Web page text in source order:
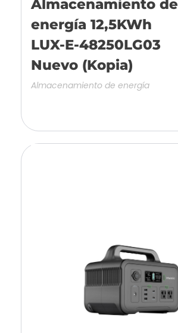
Almacenamiento de
energía 12,5KWh
LUX-E-48250LG03
Nuevo (Kopia)
Almacenamiento de energía